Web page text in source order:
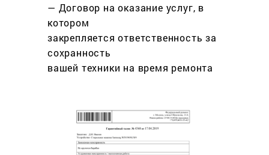
— Договор на оказание услуг, в
котором
закрепляется ответственность за
сохранность
вашей техники на время ремонта